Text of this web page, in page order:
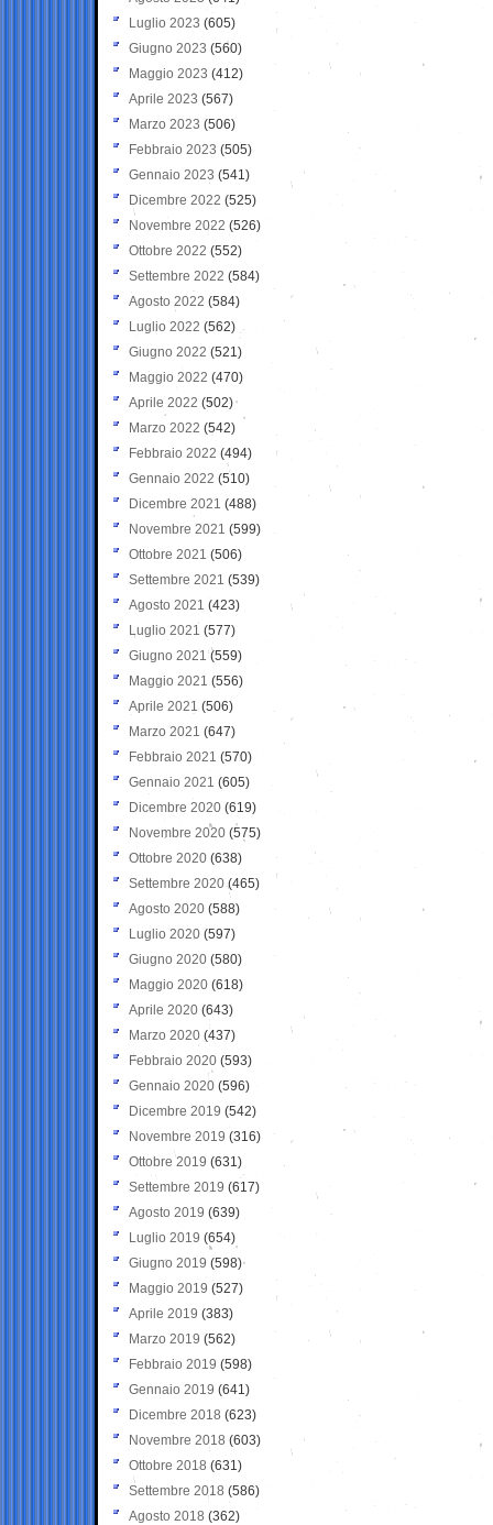
Luglio 2023 (605)
Giugno 2023 (560)
Maggio 2023 (412)
Aprile 2023 (567)
Marzo 2023 (506)
Febbraio 2023 (505)
Gennaio 2023 (541)
Dicembre 2022 (525)
Novembre 2022 (526)
Ottobre 2022 (552)
Settembre 2022 (584)
Agosto 2022 (584)
Luglio 2022 (562)
Giugno 2022 (521)
Maggio 2022 (470)
Aprile 2022 (502)
Marzo 2022 (542)
Febbraio 2022 (494)
Gennaio 2022 (510)
Dicembre 2021 (488)
Novembre 2021 (599)
Ottobre 2021 (506)
Settembre 2021 (539)
Agosto 2021 (423)
Luglio 2021 (577)
Giugno 2021(559)
Maggio 2021 (556)
Aprile 2021 (506)
Marzo 2021 (647)
Febbraio 2021 (570)
Gennaio 2021 (605)
Dicembre 2020 (619)
Novembre 2020 (575)
Ottobre 2020 (638)
Settembre 2020(465)
Agosto 2020 (588)
Luglio 2020 (597)
Giugno 2020 (580)
Maggio 2020 (618)
Aprile 2020 (643)
Marzo 2020 (437)
Febbraio 2020 (593)
Gennaio 2020 (596)
Dicembre 2019 (542)
Novembre 2019 (316)
Ottobre 2019 (631)
Settembre 2019 (617)
Agosto 2019 (639)
Luglio 2019 (654)
Giugno 2019 (598)
Maggio 2019 (527)
Aprile 2019 (383)
Marzo 2019 (562)
Febbraio 2019 (598)
Gennaio 2019 (641)
Dicembre 2018 (623)
Novembre 2018 (603)
Ottobre 2018 (631)
Settembre 2018 (586)
Agosto 2018 (362)